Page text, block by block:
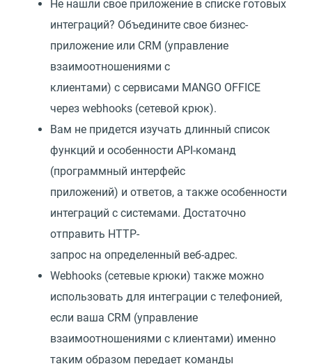
Не нашли свое приложение в списке готовых
интеграций? Объедините свое бизнес-
приложение или CRM (управление
взаимоотношениями с
клиентами) с сервисами MANGO OFFICE
через webhooks (сетевой крюк).
Вам не придется изучать длинный список
функций и особенности API-команд
(программный интерфейс
приложений) и ответов, а также особенности
интеграций с системами. Достаточно
отправить HTTP-
запрос на определенный веб-адрес.
Webhooks (сетевые крюки) также можно
использовать для интеграции с телефонией,
если ваша CRM (управление
взаимоотношениями с клиентами) именно
таким образом передает команды